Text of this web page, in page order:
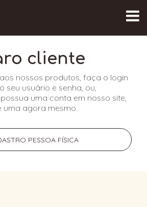
cliente
nossos produtos, faça o login
seu usuário e senha, ou,
uma conta em nosso site,
uma agora mesmo.
PESSOA FÍSICA